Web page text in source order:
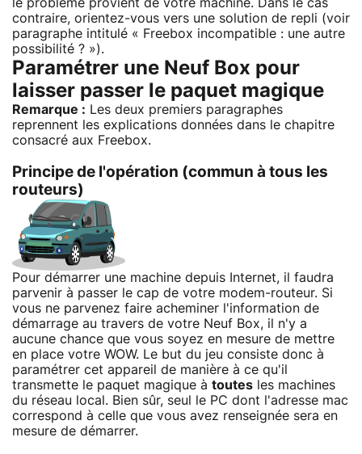
le problème provient de votre machine. Dans le cas
contraire, orientez-vous vers une solution de repli (voir
paragraphe intitulé « Freebox incompatible : une autre
possibilité ? »).
Paramétrer une Neuf Box pour
laisser passer le paquet magique
Remarque : Les deux premiers paragraphes
reprennent les explications données dans le chapitre
consacré aux Freebox.
Principe de l'opération (commun à tous les
routeurs)
Pour démarrer une machine depuis Internet, il faudra
parvenir à passer le cap de votre modem-routeur. Si
vous ne parvenez faire acheminer l'information de
démarrage au travers de votre Neuf Box, il n'y a
aucune chance que vous soyez en mesure de mettre
en place votre WOW. Le but du jeu consiste donc à
paramétrer cet appareil de manière à ce qu'il
transmette le paquet magique à toutes les machines
du réseau local. Bien sûr, seul le PC dont l'adresse mac
correspond à celle que vous avez renseignée sera en
mesure de démarrer.